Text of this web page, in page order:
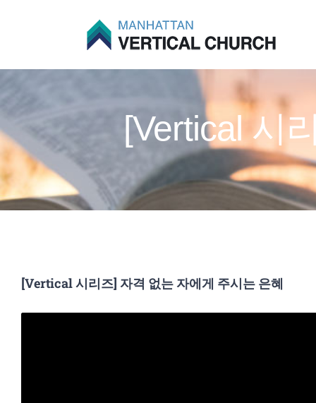
[Vertical 시
[Vertical 시리즈] 자격 없는 자에게 주시는 은혜